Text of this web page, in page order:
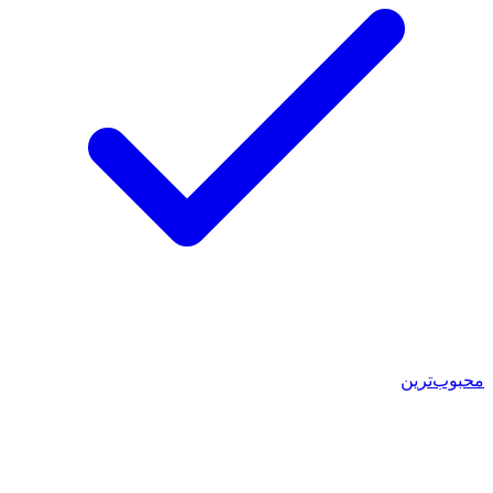
محبوب‌ترین